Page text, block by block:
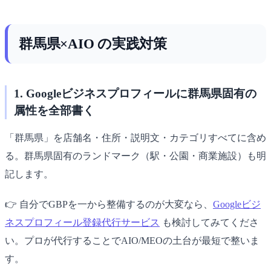
群馬県×AIO の実践対策
1. Googleビジネスプロフィールに群馬県固有の
属性を全部書く
「群馬県」を店舗名・住所・説明文・カテゴリすべてに含め
る。群馬県固有のランドマーク（駅・公園・商業施設）も明
記します。
👉 自分でGBPを一から整備するのが大変なら、 Googleビジ
ネスプロフィール登録代行サービス も検討してみてくださ
い。プロが代行することでAIO/MEOの土台が最短で整いま
す。